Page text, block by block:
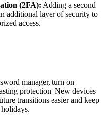
(2FA): Adding a second
additional layer of security to
access.
manager, turn on
protection. New devices
transitions easier and keep